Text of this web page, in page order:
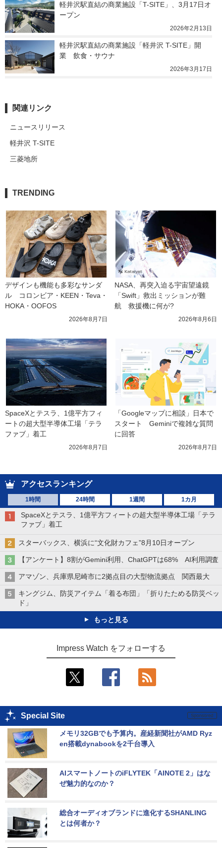
軽井沢駅直結の商業施設「T-SITE」、3月17日オ
ープン
2026年2月13日
軽井沢駅直結の商業施設「軽井沢 T-SITE」開
業　飲食・サウナ
2026年3月17日
関連リンク
ニュースリリース
軽井沢 T-SITE
三菱地所
TRENDING
デザインも機能も多彩なサンダ
ル　コロンビア・KEEN・Teva・
HOKA・OOFOS
2026年8月7日
NASA、再突入迫る宇宙望遠鏡
「Swift」救出ミッションが難
航　救援機に何が?
2026年8月6日
SpaceXとテスラ、1億平方フィ
ートの超大型半導体工場「テラ
ファブ」着工
2026年8月7日
「Googleマップに相談」日本で
スタート　Geminiで複雑な質問
に回答
2026年8月7日
アクセスランキング
1時間 24時間 1週間 1カ月
SpaceXとテスラ、1億平方フィートの超大型半導体工場「テラ
ファブ」着工
スターバックス、横浜に“文化財カフェ”8月10日オープン
【アンケート】8割がGemini利用、ChatGPTは68% AI利用調査
アマゾン、兵庫県尼崎市に2拠点目の大型物流拠点 関西最大
キングジム、防災アイテム「着る布団」「折りたためる防災ベッ
ド」
もっと見る
Impress Watch をフォローする
Special Site
メモリ32GBでも予算内。産経新聞社がAMD Ryz
en搭載dynabookを2千台導入
AIスマートノートのiFLYTEK「AINOTE 2」はな
ぜ魅力的なのか？
総合オーディオブランドに進化するSHANLING
とは何者か？